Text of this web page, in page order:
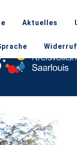
Aktuelles
Widerruf